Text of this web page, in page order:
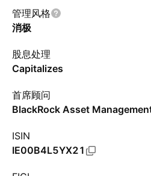
管理风格
消极
股息处理
Capitalizes
首席顾问
BlackRock Asset
ISIN
IE00B4L5YX21